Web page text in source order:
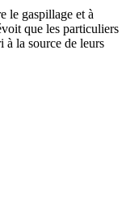
le gaspillage et à
que les particuliers
à la source de leurs